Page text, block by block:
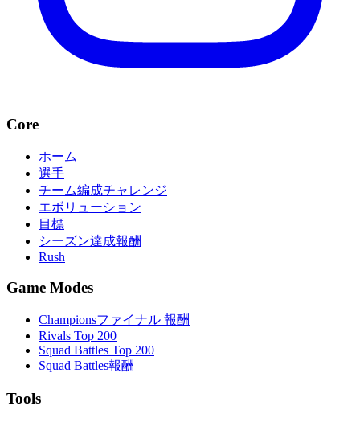
Core
ホーム
選手
チーム編成チャレンジ
エボリューション
目標
シーズン達成報酬
Rush
Game Modes
Championsファイナル 報酬
Rivals Top 200
Squad Battles Top 200
Squad Battles報酬
Tools